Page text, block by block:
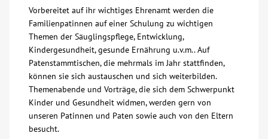
Vorbereitet auf ihr wichtiges Ehrenamt werden die
Familienpatinnen auf einer Schulung zu wichtigen
Themen der Säuglingspflege, Entwicklung,
Kindergesundheit, gesunde Ernährung u.v.m.. Auf
Patenstammtischen, die mehrmals im Jahr stattfinden,
können sie sich austauschen und sich weiterbilden.
Themenabende und Vorträge, die sich dem Schwerpunkt
Kinder und Gesundheit widmen, werden gern von
unseren Patinnen und Paten sowie auch von den Eltern
besucht.